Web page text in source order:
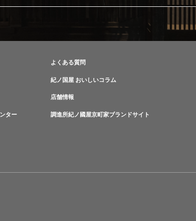
ター
よくある質問
紀ノ国屋 おいしいコラム
店舗情報
調進所紀ノ國屋京町家ブランドサイト